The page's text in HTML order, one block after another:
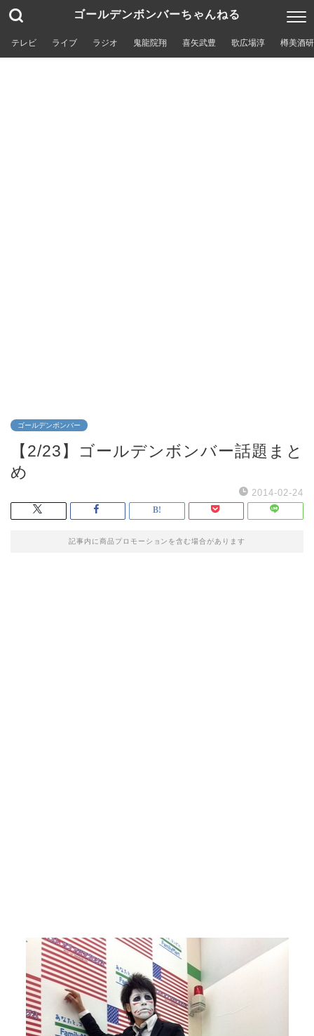
ゴールデンボンバーちゃんねる
テレビ ライブ ラジオ 鬼龍院翔 喜矢武豊 歌広場淳 樽美酒
ゴールデンボンバー
【2/23】ゴールデンボンバー話題まと
め
2014-02-24
記事内に商品プロモーションを含む場合があります